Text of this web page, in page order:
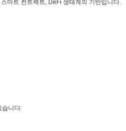
마트 컨트랙트, DeFi 생태계의 기반입니다.
습니다: